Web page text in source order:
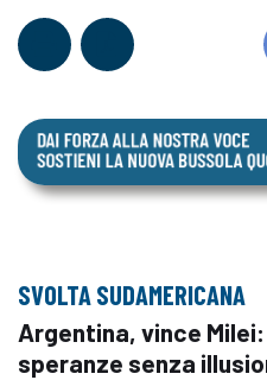
SVOLTA SUDAMERICANA
Argentina, vince
speranze senza